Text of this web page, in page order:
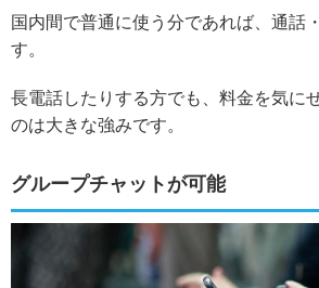
国内間で普通に使う分であれば、通話
す。
長電話したりする方でも、料金を気に
のは大きな強みです。
グループチャットが可能